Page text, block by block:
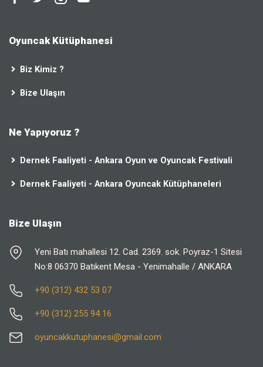
Oyuncak Kütüphanesi
Biz Kimiz ?
Bize Ulaşın
Ne Yapıyoruz ?
Dernek Faaliyeti - Ankara Oyun ve Oyuncak Festivali
Dernek Faaliyeti - Ankara Oyuncak Kütüphaneleri
Bize Ulaşın
Yeni Batı mahallesi 12. Cad. 2369. sok. Poyraz-1 Sitesi
No:8 06370 Batıkent Mesa - Yenimahalle / ANKARA
+90 (312) 432 53 07
+90 (312) 255 94 16
oyuncakkutuphanesi@gmail.com